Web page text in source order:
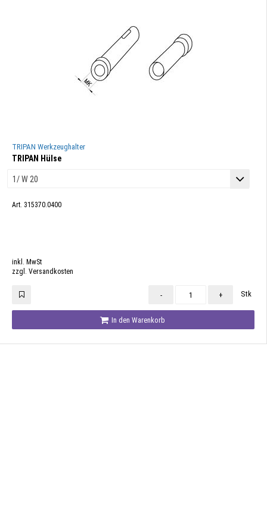
TRIPAN Werkzeughalter
TRIPAN Hülse
Art. 315370.0400
inkl. MwSt
zzgl. Versandkosten
- + Stk
In den Warenkorb